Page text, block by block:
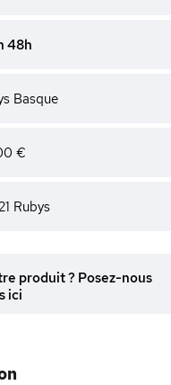
48h
Basque
€
Rubys
produit ? Posez-nous
ici